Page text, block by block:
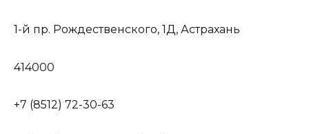
1-й пр. Рождественского, 1Д, Астрахань
414000
+7 (8512) 72-30-63